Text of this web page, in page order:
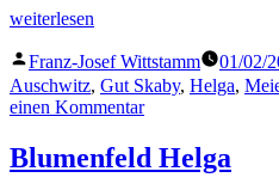
„Meier
weiterlesen
Veröffentlicht
von
Franz-Josef Wittstamm 01/02/
Auschwitz, Gut Skaby, Helga,
einen Kommentarzu
Helga
Blumenfeld Helga